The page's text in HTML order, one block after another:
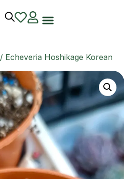
/ Echeveria Hoshikage Korean